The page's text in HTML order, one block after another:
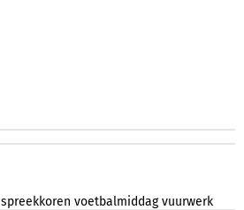
spreekkoren voetbalmiddag vuurwerk